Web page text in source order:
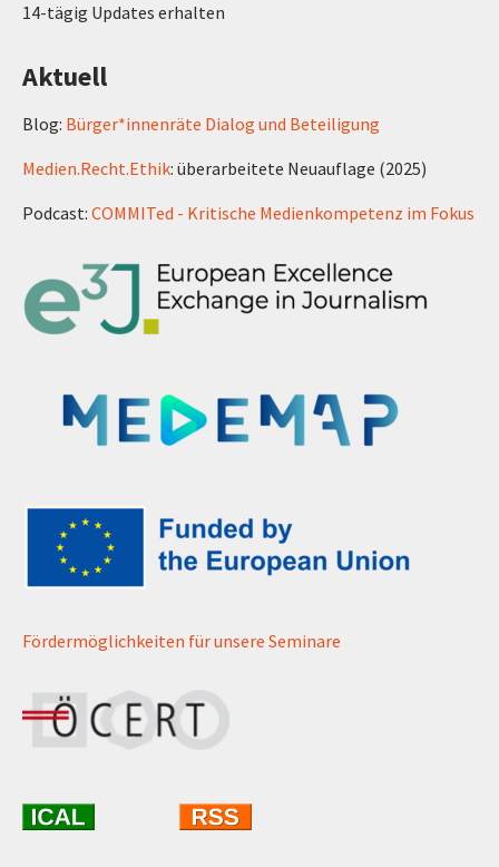
14-tägig Updates erhalten
Aktuell
Blog: Bürger*innenräte Dialog und Beteiligung
Medien.Recht.Ethik: überarbeitete Neuauflage (2025)
Podcast: COMMITed - Kritische Medienkompetenz im Fokus
Fördermöglichkeiten für unsere Seminare